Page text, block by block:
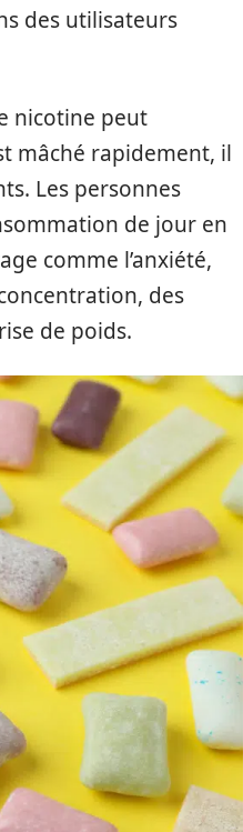
des utilisateurs
nicotine peut
mâché rapidement, il
Les personnes
de jour en
comme l’anxiété,
des
de poids.